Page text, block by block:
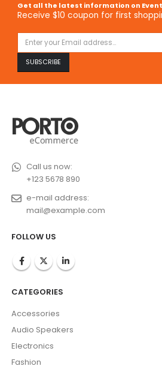
Get all the latest information on
Receive $10 coupon for first
Call us now:
+123 5678 890
e-mail address:
mail@example.com
FOLLOW US
CATEGORIES
Accessories
Audio Speakers
Electronics
Fashion